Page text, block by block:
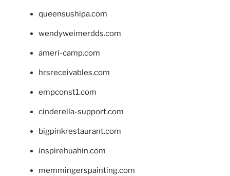
queensushipa.com
wendyweimerdds.com
ameri-camp.com
hrsreceivables.com
empconst1.com
cinderella-support.com
bigpinkrestaurant.com
inspirehuahin.com
memmingerspainting.com